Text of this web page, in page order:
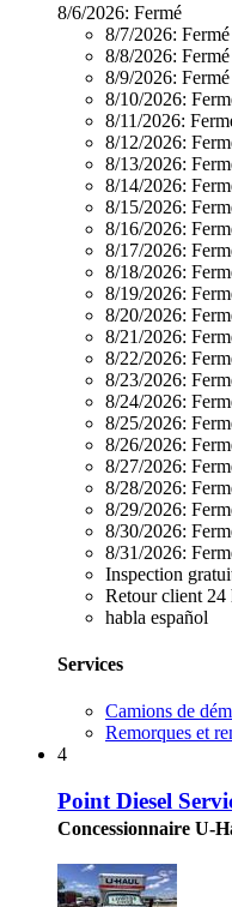
8/6/2026: Fermé
8/7/2026: Fermé
8/8/2026: Fermé
8/9/2026: Fermé
8/10/2026:
8/11/2026:
8/12/2026:
8/13/2026:
8/14/2026:
8/15/2026:
8/16/2026:
8/17/2026:
8/18/2026:
8/19/2026:
8/20/2026:
8/21/2026:
8/22/2026:
8/23/2026:
8/24/2026:
8/25/2026:
8/26/2026:
8/27/2026:
8/28/2026:
8/29/2026:
8/30/2026:
8/31/2026:
Inspection
Retour client 24
habla español
Services
Camions de
Remorques et
4
Point Diesel
Concessionnaire U-